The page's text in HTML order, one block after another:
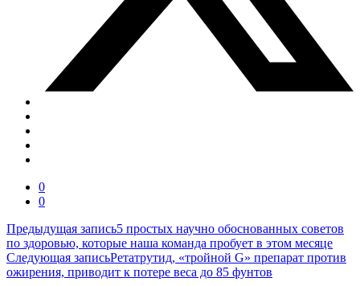
0
0
Навигация
по
записям
Предыдущая запись5 простых научно обоснованных советов
по здоровью, которые наша команда пробует в этом месяце
Следующая записьРетатрутид, «тройной G» препарат против
ожирения, приводит к потере веса до 85 фунтов